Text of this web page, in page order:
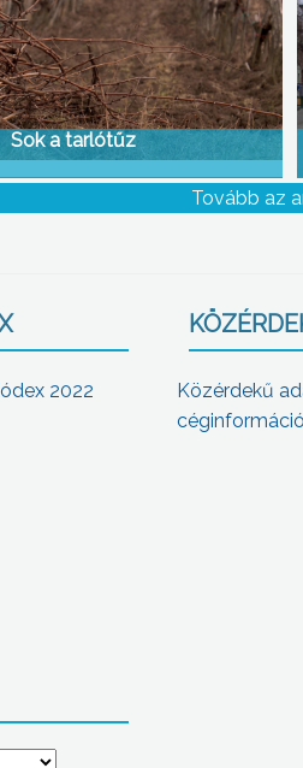
Sok a tarlótűz
Tovább az
2022
Közérdekű